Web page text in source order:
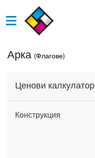
Арка (Флагове)
Ценови калкулатор
Конструкция